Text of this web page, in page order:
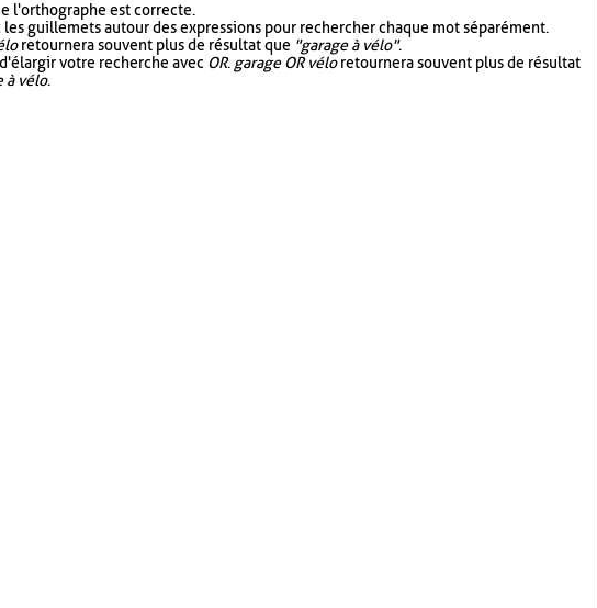
l'orthographe est correcte.
guillemets autour des expressions pour rechercher chaque mot séparément.
retournera souvent plus de résultat que "garage à vélo".
votre recherche avec OR. garage OR véloretournera souvent plus de résultat
à vélo.